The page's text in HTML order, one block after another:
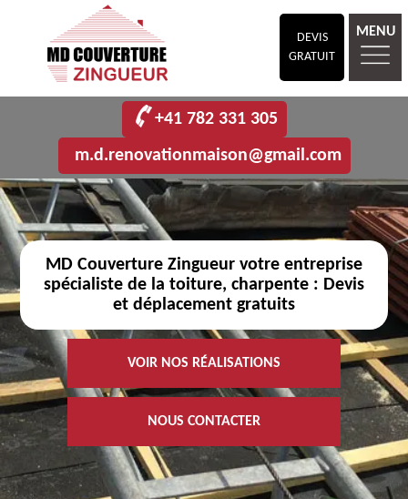
DEVIS
GRATUIT
MENU
+41 782 331 305
m.d.renovationmaison@gmail.com
MD Couverture Zingueur votre entreprise
spécialiste de la toiture, charpente : Devis
et déplacement gratuits
VOIR NOS RÉALISATIONS
NOUS CONTACTER